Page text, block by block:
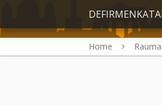
Home